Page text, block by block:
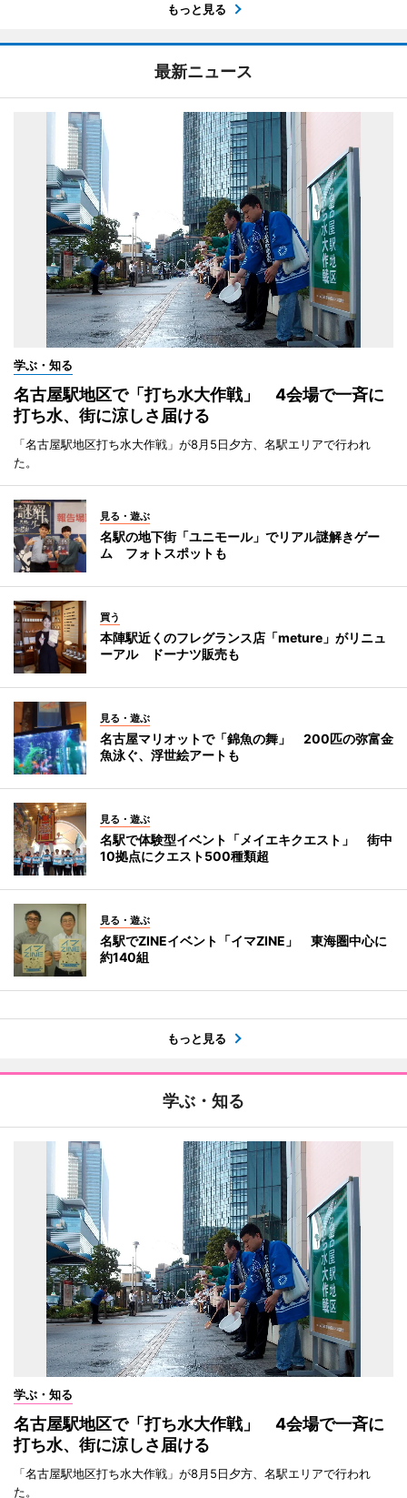
もっと見る
最新ニュース
学ぶ・知る
名古屋駅地区で「打ち水大作戦」 4会場で一斉に
打ち水、街に涼しさ届ける
「名古屋駅地区打ち水大作戦」が8月5日夕方、名駅エリアで行われ
た。
見る・遊ぶ
名駅の地下街「ユニモール」でリアル謎解きゲー
ム フォトスポットも
買う
本陣駅近くのフレグランス店「meture」がリニュ
ーアル ドーナツ販売も
見る・遊ぶ
名古屋マリオットで「錦魚の舞」 200匹の弥富金
魚泳ぐ、浮世絵アートも
見る・遊ぶ
名駅で体験型イベント「メイエキクエスト」 街中
10拠点にクエスト500種類超
見る・遊ぶ
名駅でZINEイベント「イマZINE」 東海圏中心に
約140組
もっと見る
学ぶ・知る
学ぶ・知る
名古屋駅地区で「打ち水大作戦」 4会場で一斉に
打ち水、街に涼しさ届ける
「名古屋駅地区打ち水大作戦」が8月5日夕方、名駅エリアで行われ
た。